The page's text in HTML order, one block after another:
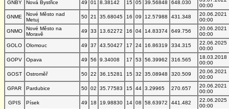
GNBY
Nová Bystřice 49 01 8.38142 15 05 39.56848 648.030
00:00
GNME
Nové Město nad
Metuj
50 21 35.68045 16 09 12.57988 431.348
20.06.2021
00:00
GNMO
Nové Město na
Moravě
49 33 13.62272 16 04 14.83374 649.756
20.06.2021
00:00
GOLO
Olomouc 49 37 43.50427 17 24 16.86319 334.315
22.06.2025
00:00
GOPV
Opava 49 56 9.34008 17 53 56.39962 316.565
18.03.2018
00:00
GOST
Ostroměř 50 22 36.15281 15 32 35.08948 320.509
20.06.2021
00:00
GPAR
Pardubice 50 02 35.77583 15 44 3.29965 270.657
20.06.2021
00:00
GPIS
Písek 49 18 19.98830 14 08 58.63972 441.482
22.06.2025
00:00